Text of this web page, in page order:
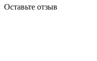
Оставьте отзыв